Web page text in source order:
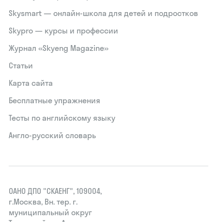
Skysmart — онлайн-школа для детей и подростков
Skypro — курсы и профессии
Журнал «Skyeng Magazine»
Статьи
Карта сайта
Бесплатные упражнения
Тесты по английскому языку
Англо-русский словарь
ОАНО ДПО "СКАЕНГ", 109004,
г.Москва, Вн. тер. г.
муниципальный округ